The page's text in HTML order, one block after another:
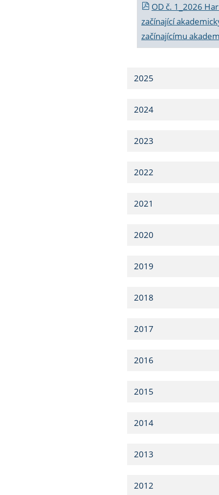
OD č. 1_2026
začínající
začínajícímu
2025
2024
2023
2022
2021
2020
2019
2018
2017
2016
2015
2014
2013
2012